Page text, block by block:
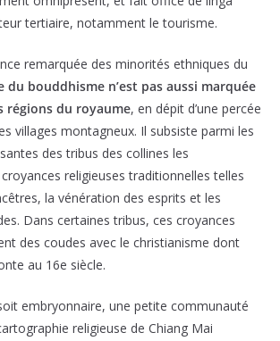
tertiaire, notamment le tourisme.
remarquée des minorités ethniques du
du bouddhisme n’est pas aussi marquée
régions du royaume, en dépit d’une percée
villages montagneux. Il subsiste parmi les
des tribus des collines les
religieuses traditionnelles telles
la vénération des esprits et les
Dans certaines tribus, ces croyances
des coudes avec le christianisme dont
au 16e siècle.
embryonnaire, une petite communauté
religieuse de Chiang Mai